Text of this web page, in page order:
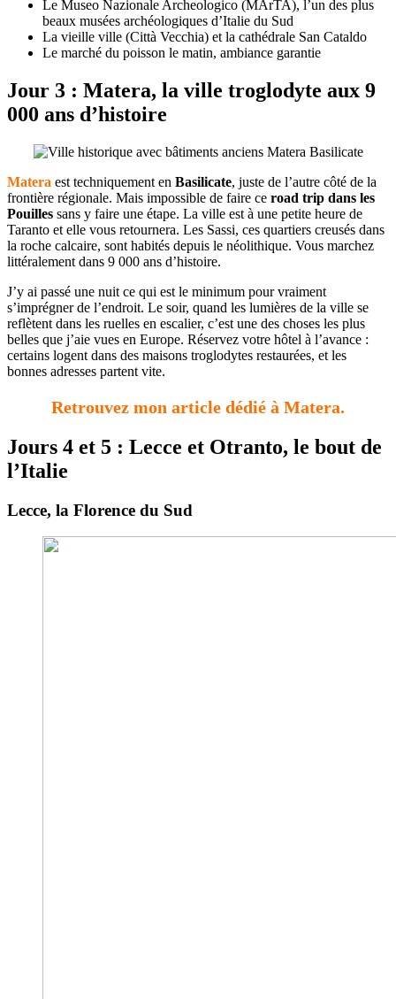
Le Museo Nazionale Archeologico (MArTA), l’un des plus
beaux musées archéologiques d’Italie du Sud
La vieille ville (Città Vecchia) et la cathédrale San Cataldo
Le marché du poisson le matin, ambiance garantie
Jour 3 : Matera, la ville troglodyte aux 9
000 ans d’histoire
Matera est techniquement en Basilicate, juste de l’autre côté de la
frontière régionale. Mais impossible de faire ce road trip dans les
Pouilles sans y faire une étape. La ville est à une petite heure de
Taranto et elle vous retournera. Les Sassi, ces quartiers creusés dans
la roche calcaire, sont habités depuis le néolithique. Vous marchez
littéralement dans 9 000 ans d’histoire.
J’y ai passé une nuit ce qui est le minimum pour vraiment
s’imprégner de l’endroit. Le soir, quand les lumières de la ville se
reflètent dans les ruelles en escalier, c’est une des choses les plus
belles que j’aie vues en Europe. Réservez votre hôtel à l’avance :
certains logent dans des maisons troglodytes restaurées, et les
bonnes adresses partent vite.
Retrouvez mon article dédié à Matera.
Jours 4 et 5 : Lecce et Otranto, le bout de
l’Italie
Lecce, la Florence du Sud